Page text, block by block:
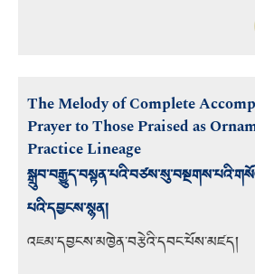
The Melody of Complete
Prayer to Those Praised as
Practice Lineage
པའི་དབྱངས་སྙན།
འཇམ་དབྱངས་མཁྱེན་བརྩེའི་དབང་པོས་མཛད།